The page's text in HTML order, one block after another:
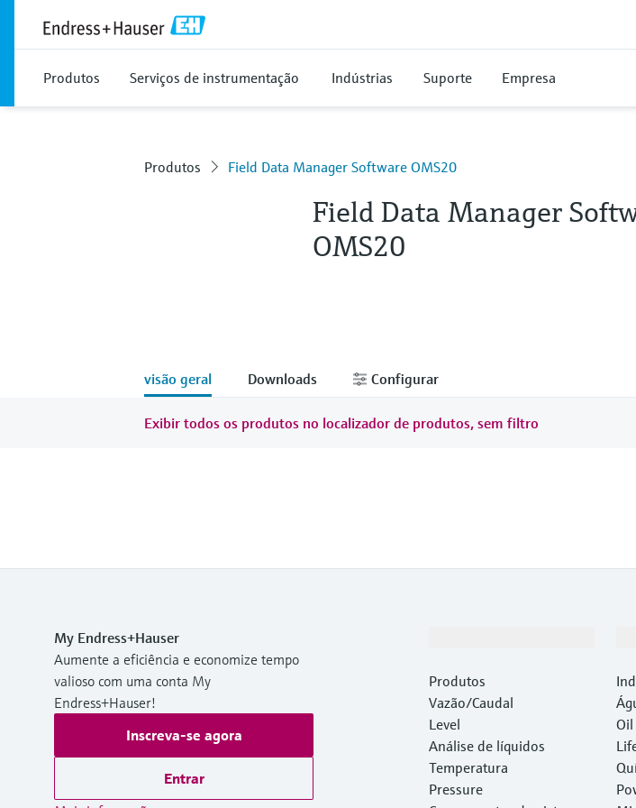
Produtos Serviços de instrumentação Indústrias Suporte Empresa
Produtos Field Data Manager Software OMS20
Field Data Manager
OMS20
visão geral Downloads Configurar
Exibir todos os produtos no localizador de produtos, sem filtro
My Endress+Hauser
Aumente a eficiência e economize tempo
valioso com uma conta My
Endress+Hauser!
Inscreva-se agora
Entrar
Produtos
Vazão/Caudal
Level
Análise de líquidos
Temperatura
Pressure